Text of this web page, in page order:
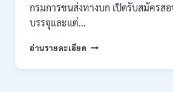
/
ผ่าน
กรมการขนส่งทางบก เปิดรับสมัครส
บรรจุและแต่…
อ่านรายละเอียด กรม
ขนส่ง